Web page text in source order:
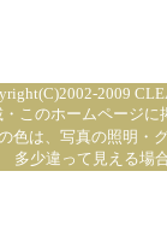
2009
このホームページ
色は、写真の照明・
多少違って見える場